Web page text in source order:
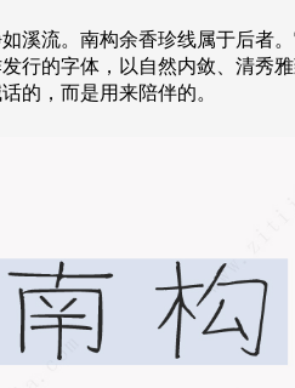
溪流。南构余香珍线属于后者
行的字体，以自然内敛、清秀
的，而是用来陪伴的。